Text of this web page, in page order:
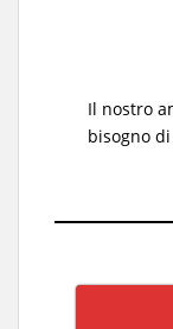
Il nostro
bisogno